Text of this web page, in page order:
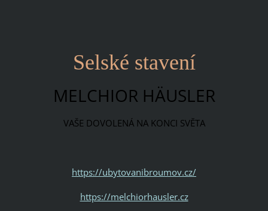
Selské stavení
MELCHIOR HÄUSLER
VAŠE DOVOLENÁ NA KONCI SVĚTA
https://ubytovanibroumov.cz/
https://melchiorhausler.cz